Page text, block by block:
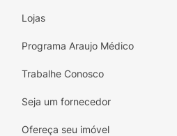
Lojas
Programa Araujo Médico
Trabalhe Conosco
Seja um fornecedor
Ofereça seu imóvel